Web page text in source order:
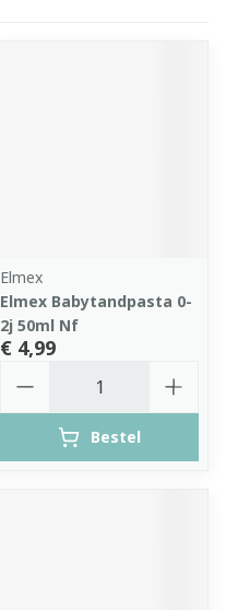
Elmex
Elmex Babytandpasta 0-
2j 50ml Nf
€ 4,99
Bestel